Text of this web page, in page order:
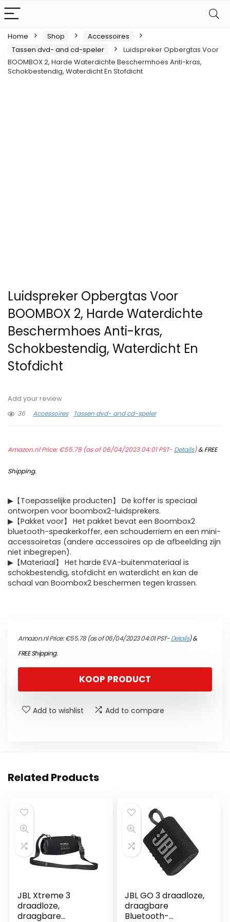
Home Shop
Accessoires
Tassen dvd- and cd-speler
Luidspreker Opbergtas Voor
BOOMBOX 2, Harde Waterdichte Beschermhoes Anti-kras,
Schokbestendig, Waterdicht En Stofdicht
Luidspreker Opbergtas Voor
BOOMBOX 2, Harde Waterdichte
Beschermhoes Anti-kras,
Schokbestendig, Waterdicht En
Stofdicht
Add your review
36
Accessoires Tassen dvd- and cd-speler
Amazon.nl Price:€55.78(as of 06/04/2023 04:01 PST- Details)&FREE
Shipping.
▶【Toepasselijke producten】 De koffer is speciaal
ontworpen voor boombox2-luidsprekers.
▶【Pakket voor】 Het pakket bevat een Boombox2
bluetooth-speakerkoffer, een schouderriem en een mini-
accessoiretas (andere accessoires op de afbeelding zijn
niet inbegrepen).
▶【Materiaal】 Het harde EVA-buitenmateriaal is
schokbestendig, stofdicht en waterdicht en kan de
schaal van Boombox2 beschermen tegen krassen.
Amazon.nl Price:€55.78(as of 06/04/2023 04:01 PST-Details)&
FREE Shipping.
KOOP PRODUCT
Add to wishlist Add to compare
Related Products
JBL Xtreme 3
draadloze,
draagbare
JBL GO 3 draadloze,
draagbare
Bluetooth-